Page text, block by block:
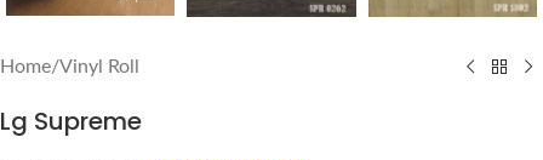
Home/Vinyl Roll
Lg Supreme